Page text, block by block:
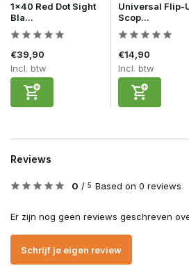
1x40 Red Dot Sight
Bla...
€39,90
Incl. btw
Universal Flip-
Scop...
€14,90
Incl. btw
Reviews
0 / 5 Based on 0 reviews
Er zijn nog geen reviews geschreven
Schrijf je eigen review